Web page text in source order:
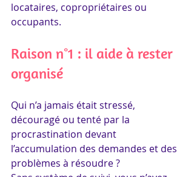
locataires, copropriétaires ou
occupants.
Raison n°1 : il aide à rester
organisé
Qui n’a jamais était stressé,
découragé ou tenté par la
procrastination devant
l’accumulation des demandes et des
problèmes à résoudre ?